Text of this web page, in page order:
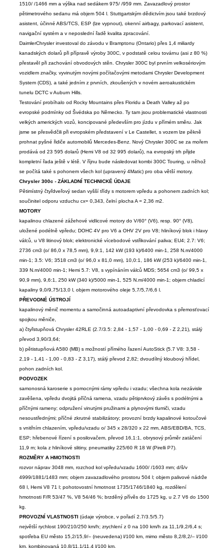
1510/ /1466 mm a výška nad sedákem 975/ /959 mm. Zavazadlový prostor
pětimetrového sedanu má objem 504 l. Stuttgartským dědictvím jsou také brzdový
asistent, účinné ABS/TCS, ESP (lze vypnout), okenní airbagy, parkovací asistent,
navigační systém a v neposlední řadě kvalita zpracování.
DaimlerChrysler investoval do závodu v Bramptonu (Ontario) přes 1,4 miliardy
kanadských dolarů při přípravě výroby 300C, v podstatě celou továrnu (asi z 80 %)
přestavěl při zachování obvodových stěn. Chrysler 300C byl prvním velkosériovým
vozidlem značky, vyvinutým novými počítačovými metodami Chrysler Development
System (CDS), a také jedním z prvních, zkoušených v novém aeroakustickém
tunelu DCTC v Auburn Hills.
Testování probíhalo od Rocky Mountains přes Floridu a Death Valley až po
evropské podmínky od Švédska po Německo. Ty tam jsou problematické vlastnosti
velkých amerických vozů, koncipované především pro jízdu v přímém směru. Jak
jsme se přesvědčili při evropském představení v Le Castellet, s vozem lze pěkně
prohnat pyšné řidiče automobilů Mercedes-Benz. Nový Chrysler 300C se za mořem
prodává od 23 595 dolarů (Hemi V8 od 32 995 dolarů), na evropský trh přijde
kompletní řada ještě v létě. V říjnu bude následovat kombi 300C Touring, u něhož
se počítá také s pohonem všech kol (upravený 4Matic) pro oba větší motory.
Chrysler 300c - ZÁKLADNÍ TECHNICKÉ ÚDAJE
Pětimístný čtyřdveřový sedan vyšší třídy s motorem vpředu a pohonem zadních kol;
součinitel odporu vzduchu cx= 0,343, čelní plocha A = 2,36 m2.
MOTORY
kapalinou chlazené zážehové vidlicové motory do V/60° (V6), resp. 90° (V8),
uložené podélně vpředu; DOHC 4V pro V6 a OHV 2V pro V8; hliníkový blok i hlavy
válců, u V8 litinový blok; elektronické vícebodové vstřikování paliva; EU4; 2.7: V6;
2736 cm3 (o/ 86,0 x 78,5 mm), 9,9:1, 142 kW (193 k)/6400 min-1, 258 N.m/4000
min-1; 3.5: V6; 3518 cm3 (o/ 96,0 x 81,0 mm), 10,0:1, 186 kW (253 k)/6400 min-1,
339 N.m/4000 min-1; Hemi 5.7: V8, s vypínáním válců MDS; 5654 cm3 (o/ 99,5 x
90,9 mm), 9,6:1, 250 kW (340 k)/5000 min-1, 525 N.m/4000 min-1; objem chladicí
kapaliny 9,0/9,75/13,0 l, objem motorového oleje 5,7/5,7/6,6 l.
PŘEVODNÉ ÚSTROJÍ
kapalinový měnič momentu a samočinná autoadaptivní převodovka s přemosťovací
spojkou měniče,
a) čtyřstupňová Chrysler 42RLE (2.7/3.5: 2,84 - 1,57 - 1,00 - 0,69 - Z 2,21), stálý
převod 3,90/3,64;
b) pětistupňová A580 (MB) s možností přímého řazení AutoStick (5.7 V8: 3,58 -
2,19 - 1,41 - 1,00 - 0,83 - Z 3,17), stálý převod 2,82; dvoudílný kloubový hřídel,
pohon zadních kol.
PODVOZEK
samonosná karoserie s pomocnými rámy vpředu i vzadu; všechna kola nezávisle
zavěšena, vpředu dvojitá příčná ramena, vzadu pětiprvkový závěs s podélnými a
příčnými rameny; odpružení vinutými pružinami a plynovými tlumiči, vzadu
nesoustřednými; příčné zkrutné stabilizátory; provozní brzdy kapalinové kotoučové
s vnitřním chlazením, vpředu/vzadu o/ 345 x 28/320 x 22 mm, ABS/EBD/BA, TCS,
ESP; hřebenové řízení s posilovačem, převod 16,1:1, obrysový průměr zatáčení
11,9 m; kola z hliníkové slitiny, pneumatiky 225/60 R 18 W (Pirelli P7).
ROZMĚRY A HMOTNOSTI
rozvor náprav 3048 mm, rozchod kol vpředu/vzadu 1600/ /1603 mm; d/š/v
4999/1881/1483 mm; objem zavazadlového prostoru 504 l; objem palivové nádrže
68 l, Hemi V8 71 l; pohotovostní hmotnost 1735/1746/1840 kg, rozdělení
hmotnosti F/R 53/47 %, V8 54/46 %; brzděný přívěs do 1725 kg, u 2.7 V6 do 1500
kg.
PROVOZNÍ VLASTNOSTI (údaje výrobce, v pořadí 2.7/3.5/5.7)
největší rychlost 190/210/250 km/h; zrychlení z 0 na 100 km/h za 11,1/9,2/6,4 s;
spotřeba EU město 15,2/15,9/– (neuvedena) l/100 km, mimo město 8,2/8,2/– l/100
km, kombinovaná 10,8/11,1/11,4 l/100 km.